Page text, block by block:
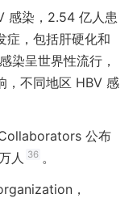
感染，2.54 亿人患
症，包括肝硬化和
染呈世界性流行，
，不同地区 HBV 感
公布
人
36 。
，